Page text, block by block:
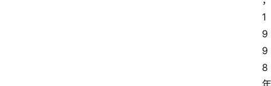
1
9
9
8